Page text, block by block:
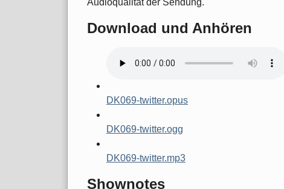
Audioqualität der Sendung.
Download und Anhören
DK069-twitter.opus
DK069-twitter.ogg
DK069-twitter.mp3
Shownotes